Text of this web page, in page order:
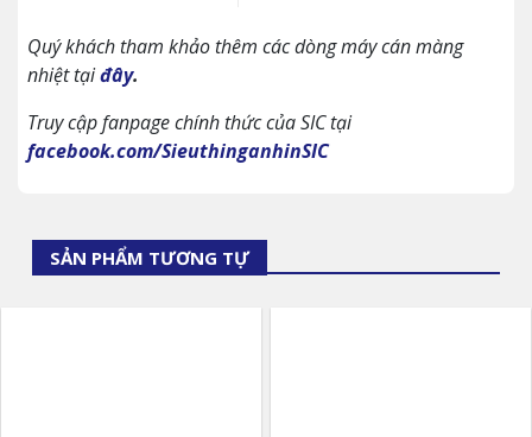
Quý khách tham khảo thêm các dòng máy cán màng
nhiệt tạiđây.
Truy cập fanpage chính thức của SIC tại
facebook.com/SieuthinganhinSIC
SẢN PHẨM TƯƠNG TỰ